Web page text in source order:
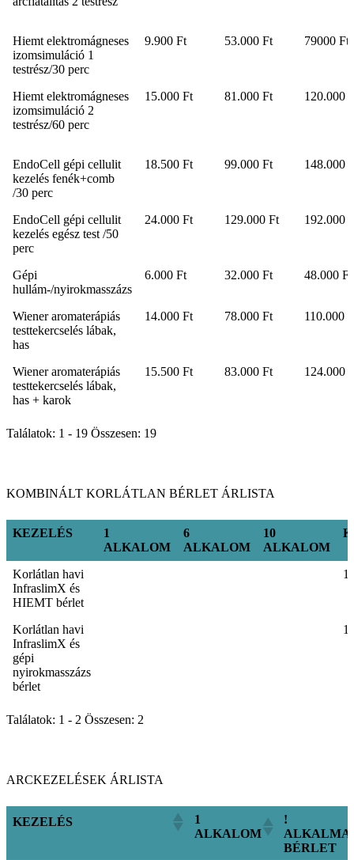
Hiemt elektromágneses
izomsimuláció 1
testrész/30 perc
9.900 Ft 53.000 Ft 79000 Ft
Hiemt elektromágneses
izomsimuláció 2
testrész/60 perc
15.000 Ft 81.000 Ft 120.000
EndoCell gépi cellulit
kezelés fenék+comb
/30 perc
18.500 Ft 99.000 Ft 148.000
EndoCell gépi cellulit
kezelés egész test /50
perc
24.000 Ft 129.000 Ft 192.000
Gépi
hullám-/nyirokmasszázs
6.000 Ft 32.000 Ft 48.000 Ft
Wiener aromaterápiás
testtekercselés lábak,
has
14.000 Ft 78.000 Ft 110.000
Wiener aromaterápiás
testtekercselés lábak,
has + karok
15.500 Ft 83.000 Ft 124.000
Találatok: 1 - 19 Összesen: 19
KOMBINÁLT KORLÁTLAN BÉRLET ÁRLISTA
KEZELÉS
1
ALKALOM
6
ALKALOM
10
ALKALOM
KEZELÉS
Korlátlan havi
InfraslimX és
HIEMT bérlet
Korlátlan havi
InfraslimX és
gépi
nyirokmasszázs
bérlet
Találatok: 1 - 2 Összesen: 2
ARCKEZELÉSEK ÁRLISTA
KEZELÉS
1
ALKALOM
!
BÉRLET